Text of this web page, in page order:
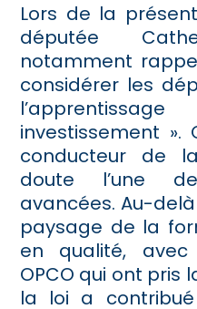
Lors de la
députée
notamment
considérer les
investissement
conducteur de
doute l’une
avancées. Au-
paysage de la
en qualité, avec
OPCO qui ont pris
la loi a